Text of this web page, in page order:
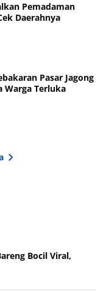
Pemadaman
Daerahnya
Pasar Jagong
Warga Terluka
Bocil Viral,